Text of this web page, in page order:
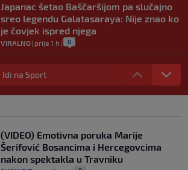
Japanac šetao Baščaršijom pa slučajno
sreo legendu Galatasaraya: Nije znao ko
je čovjek ispred njega
VIRALNO| prije 1 h | 0
Modrić bi mogao dobiti neočekivanu
ulogu u Milanu: Gazzetta nagovijestila
0
to da ga pitam": Luda priča NBA zvijezde,
htio je samo jednu stvar
0
Idi na Sport
(VIDEO) Emotivna poruka Marije
Šerifović Bosancima i Hercegovcima
nakon spektakla u Travniku